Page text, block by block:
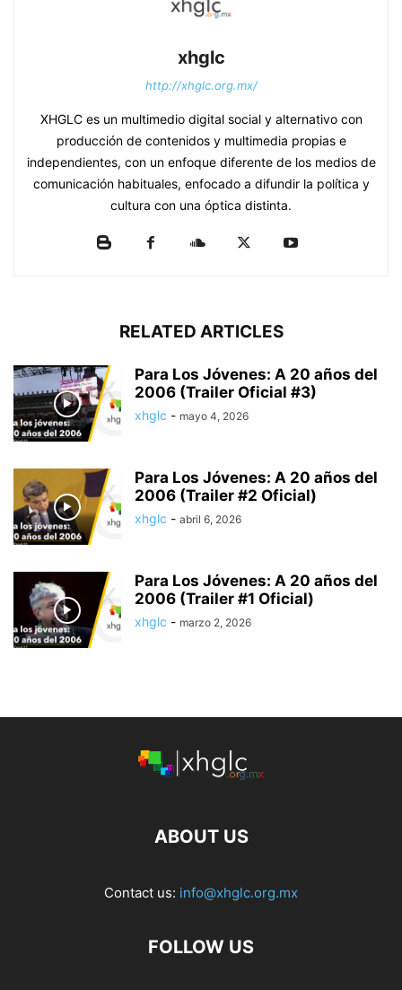
xhglc
http://xhglc.org.mx/
XHGLC es un multimedio digital social y alternativo con
producción de contenidos y multimedia propias e
independientes, con un enfoque diferente de los medios de
comunicación habituales, enfocado a difundir la política y
cultura con una óptica distinta.
RELATED ARTICLES
Para Los Jóvenes: A 20 años del
2006 (Trailer Oficial #3)
xhglc - mayo 4, 2026
Para Los Jóvenes: A 20 años del
2006 (Trailer #2 Oficial)
xhglc - abril 6, 2026
Para Los Jóvenes: A 20 años del
2006 (Trailer #1 Oficial)
xhglc - marzo 2, 2026
ABOUT US
Contact us: info@xhglc.org.mx
FOLLOW US